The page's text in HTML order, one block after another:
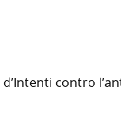
contro